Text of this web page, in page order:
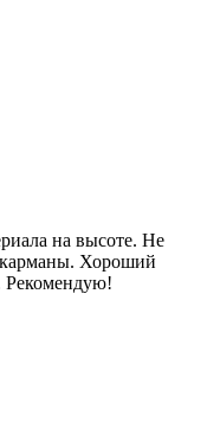
на высоте. Не
карманы. Хороший